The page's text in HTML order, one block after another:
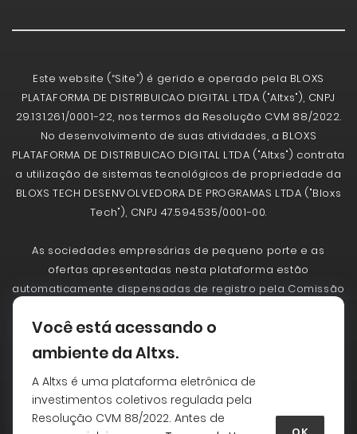
Você está acessando o
ambiente da Altxs.
A Altxs é uma plataforma eletrônica de
investimentos coletivos regulada pela
Resolução CVM 88/2022. Antes de
Este website (“Site”) é gerido e operado pela BLOXS
PLATAFORMA DE DISTRIBUICAO DIGITAL LTDA ("Altxs"), CNPJ
29.131.261/0001-22, nos termos da Resolução CVM 88/2022.
No desenvolvimento de suas atividades, a BLOXS
PLATAFORMA DE DISTRIBUICAO DIGITAL LTDA ("Altxs") contrata
a utilização de sistemas tecnológicos de propriedade da
BLOXS TECH DESENVOLVEDORA DE PROGRAMAS LTDA ("Bloxs
Tech"), CNPJ 47.594.535/0001-00.
As sociedades empresárias de pequeno porte e as
ofertas apresentadas nesta plataforma estão
automaticamente dispensadas de registro pela Comissão
previamente as ofertas. As ofertas realizadas não
implicam por parte da CVM a garantia da veracidade das
vigente ou julgamento sobre a qualidade da sociedade
empresária de pequeno porte. Antes de aceitar uma
oferta leia com atenção as informações essenciais da